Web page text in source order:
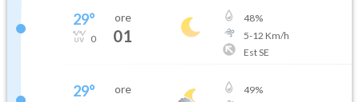
29°
0
ore
01
48%
5-12 Km/h
Est SE
29° ore 49%